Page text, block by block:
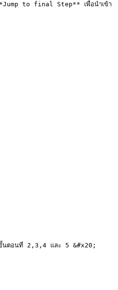
**Jump to final Step** เพื่อนำเข้า
ขั้นตอนที่ 2,3,4 และ 5 &#x20;